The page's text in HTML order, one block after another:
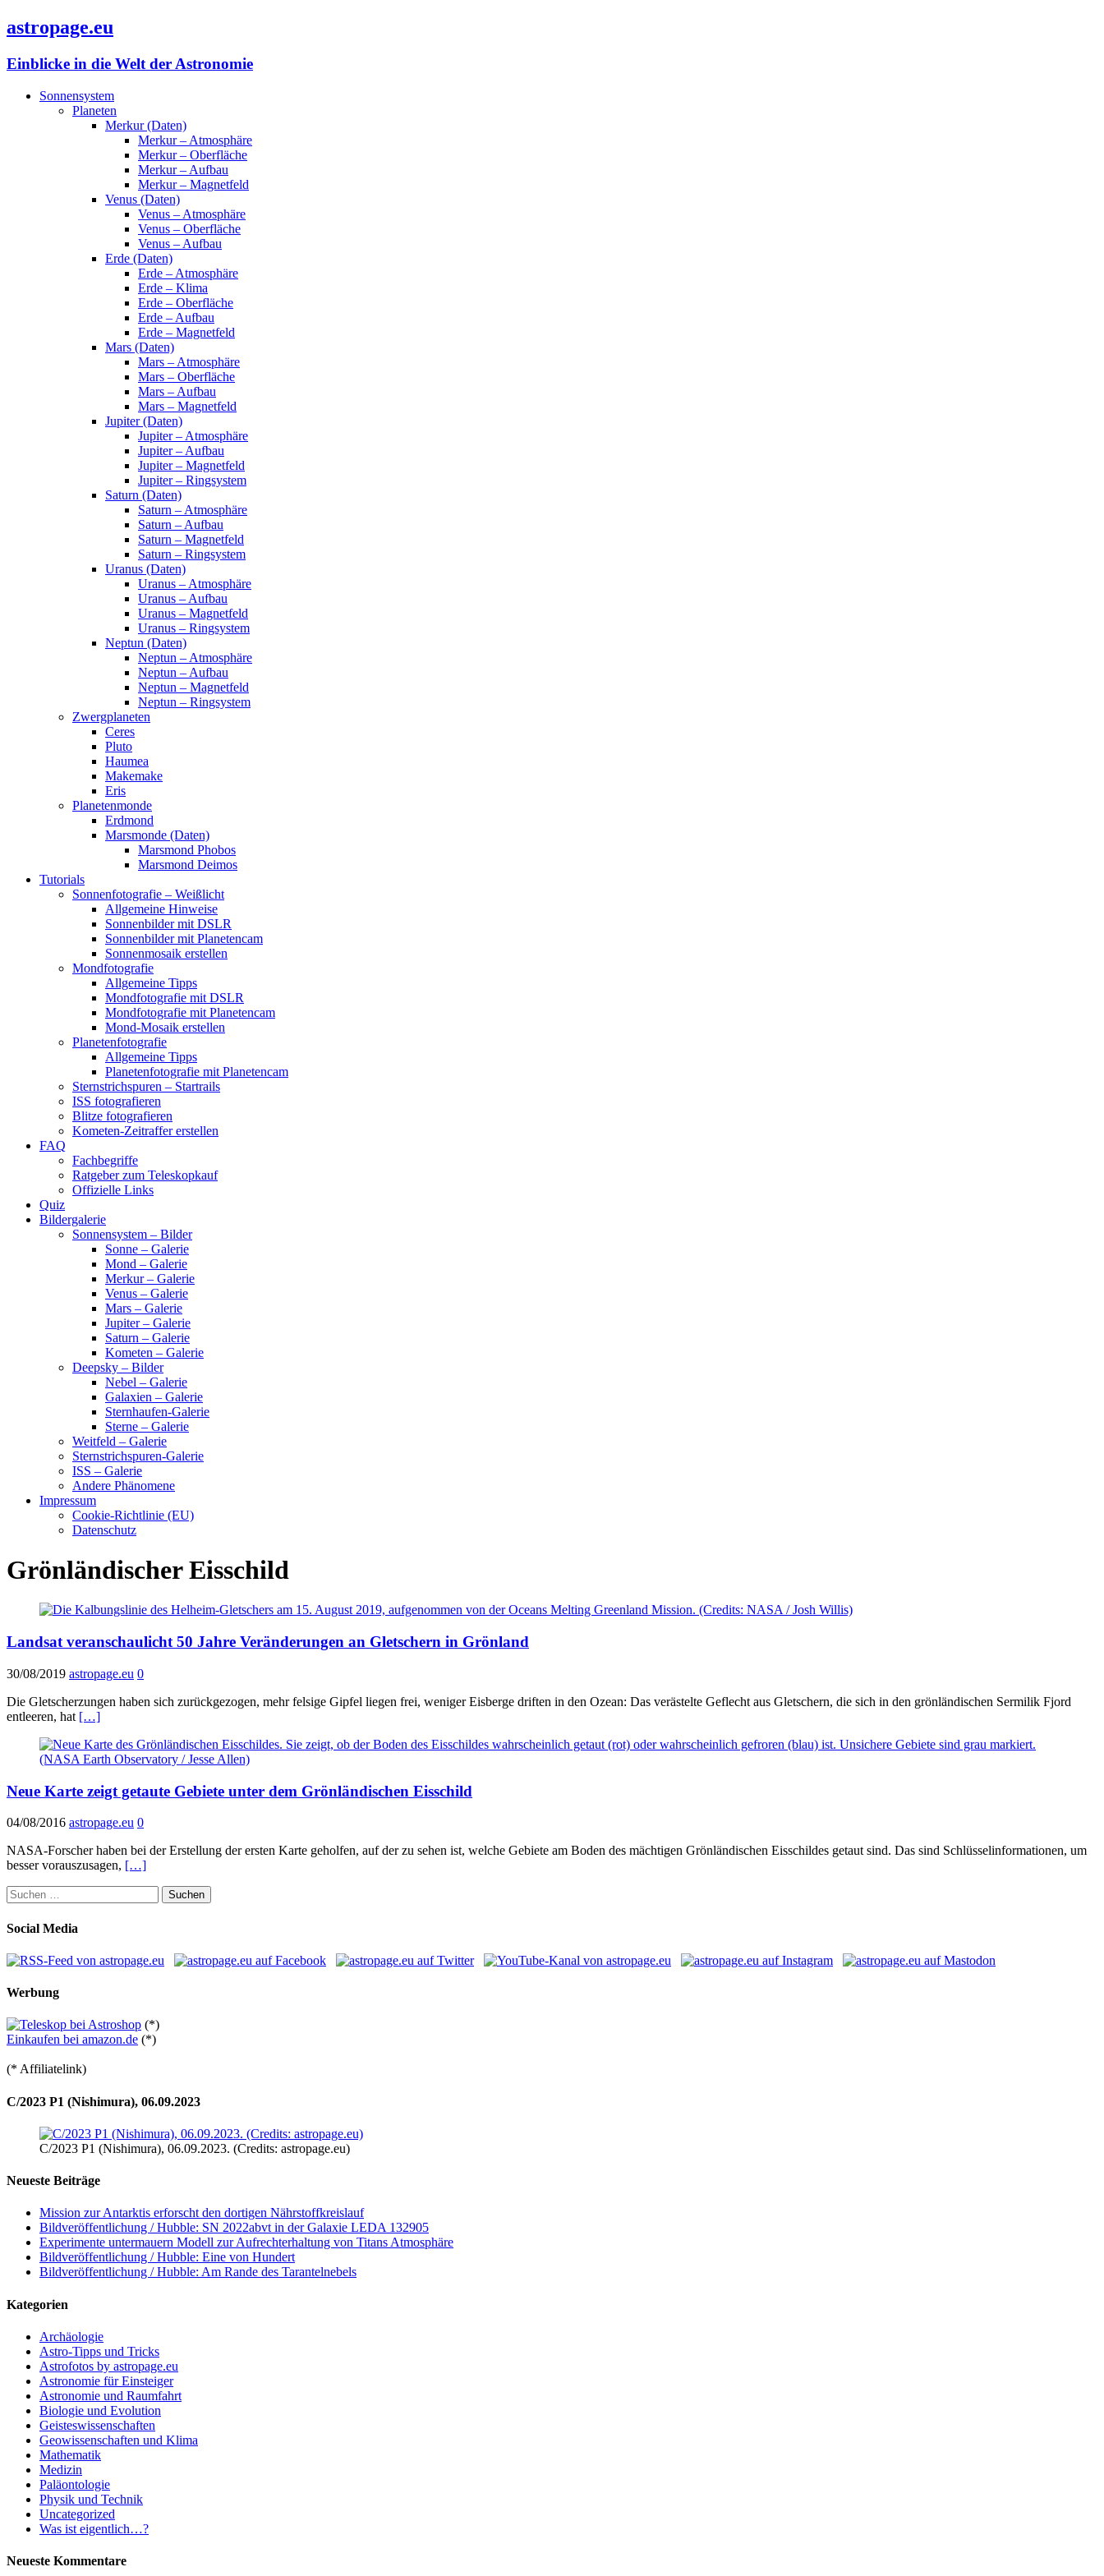
astropage.eu
Einblicke in die Welt der Astronomie
Sonnensystem
Planeten
Merkur (Daten)
Merkur – Atmosphäre
Merkur – Oberfläche
Merkur – Aufbau
Merkur – Magnetfeld
Venus (Daten)
Venus – Atmosphäre
Venus – Oberfläche
Venus – Aufbau
Erde (Daten)
Erde – Atmosphäre
Erde – Klima
Erde – Oberfläche
Erde – Aufbau
Erde – Magnetfeld
Mars (Daten)
Mars – Atmosphäre
Mars – Oberfläche
Mars – Aufbau
Mars – Magnetfeld
Jupiter (Daten)
Jupiter – Atmosphäre
Jupiter – Aufbau
Jupiter – Magnetfeld
Jupiter – Ringsystem
Saturn (Daten)
Saturn – Atmosphäre
Saturn – Aufbau
Saturn – Magnetfeld
Saturn – Ringsystem
Uranus (Daten)
Uranus – Atmosphäre
Uranus – Aufbau
Uranus – Magnetfeld
Uranus – Ringsystem
Neptun (Daten)
Neptun – Atmosphäre
Neptun – Aufbau
Neptun – Magnetfeld
Neptun – Ringsystem
Zwergplaneten
Ceres
Pluto
Haumea
Makemake
Eris
Planetenmonde
Erdmond
Marsmonde (Daten)
Marsmond Phobos
Marsmond Deimos
Tutorials
Sonnenfotografie – Weißlicht
Allgemeine Hinweise
Sonnenbilder mit DSLR
Sonnenbilder mit Planetencam
Sonnenmosaik erstellen
Mondfotografie
Allgemeine Tipps
Mondfotografie mit DSLR
Mondfotografie mit Planetencam
Mond-Mosaik erstellen
Planetenfotografie
Allgemeine Tipps
Planetenfotografie mit Planetencam
Sternstrichspuren – Startrails
ISS fotografieren
Blitze fotografieren
Kometen-Zeitraffer erstellen
FAQ
Fachbegriffe
Ratgeber zum Teleskopkauf
Offizielle Links
Quiz
Bildergalerie
Sonnensystem – Bilder
Sonne – Galerie
Mond – Galerie
Merkur – Galerie
Venus – Galerie
Mars – Galerie
Jupiter – Galerie
Saturn – Galerie
Kometen – Galerie
Deepsky – Bilder
Nebel – Galerie
Galaxien – Galerie
Sternhaufen-Galerie
Sterne – Galerie
Weitfeld – Galerie
Sternstrichspuren-Galerie
ISS – Galerie
Andere Phänomene
Impressum
Cookie-Richtlinie (EU)
Datenschutz
Grönländischer Eisschild
Landsat veranschaulicht 50 Jahre Veränderungen an Gletschern in Grönland
30/08/2019 astropage.eu 0
Die Gletscherzungen haben sich zurückgezogen, mehr felsige Gipfel liegen frei, weniger Eisberge driften in den Ozean: Das verästelte Geflecht aus Gletschern, die sich in den grönländischen Sermilik Fjord
entleeren, hat […]
Neue Karte zeigt getaute Gebiete unter dem Grönländischen Eisschild
04/08/2016 astropage.eu 0
NASA-Forscher haben bei der Erstellung der ersten Karte geholfen, auf der zu sehen ist, welche Gebiete am Boden des mächtigen Grönländischen Eisschildes getaut sind. Das sind Schlüsselinformationen, um
besser vorauszusagen, […]
Suchen
nach:
Social Media
Werbung
(*)
Einkaufen bei amazon.de (*)
(* Affiliatelink)
C/2023 P1 (Nishimura), 06.09.2023
C/2023 P1 (Nishimura), 06.09.2023. (Credits: astropage.eu)
Neueste Beiträge
Mission zur Antarktis erforscht den dortigen Nährstoffkreislauf
Bildveröffentlichung / Hubble: SN 2022abvt in der Galaxie LEDA 132905
Experimente untermauern Modell zur Aufrechterhaltung von Titans Atmosphäre
Bildveröffentlichung / Hubble: Eine von Hundert
Bildveröffentlichung / Hubble: Am Rande des Tarantelnebels
Kategorien
Archäologie
Astro-Tipps und Tricks
Astrofotos by astropage.eu
Astronomie für Einsteiger
Astronomie und Raumfahrt
Biologie und Evolution
Geisteswissenschaften
Geowissenschaften und Klima
Mathematik
Medizin
Paläontologie
Physik und Technik
Uncategorized
Was ist eigentlich…?
Neueste Kommentare